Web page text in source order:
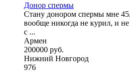
Донор спермы
Стану донором спермы мне
вообще никогда не курил, и
с ...
Армен
200000 руб.
Нижний Новгород
976